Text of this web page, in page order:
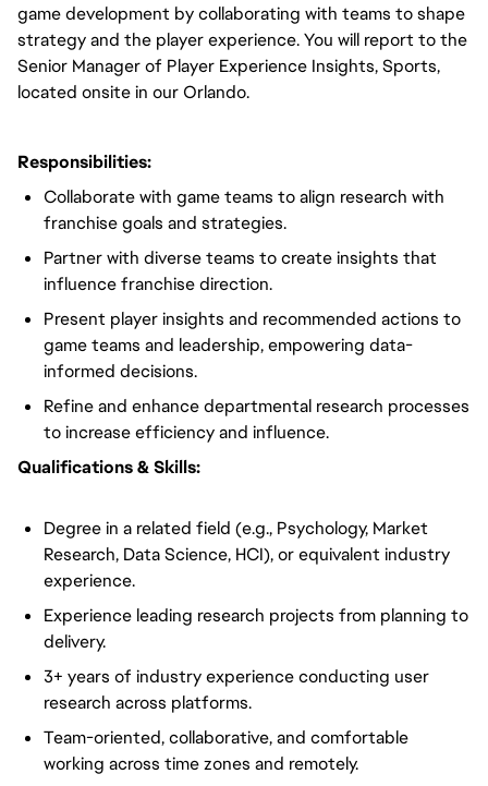
game development by collaborating with teams to shape
strategy and the player experience. You will report to the
Senior Manager of Player Experience Insights, Sports,
located onsite in our Orlando.
Responsibilities:
Collaborate with game teams to align research with
franchise goals and strategies.
Partner with diverse teams to create insights that
influence franchise direction.
Present player insights and recommended actions to
game teams and leadership, empowering data-
informed decisions.
Refine and enhance departmental research processes
to increase efficiency and influence.
Qualifications & Skills:
Degree in a related field (e.g., Psychology, Market
Research, Data Science, HCI), or equivalent industry
experience.
Experience leading research projects from planning to
delivery.
3+ years of industry experience conducting user
research across platforms.
Team-oriented, collaborative, and comfortable
working across time zones and remotely.